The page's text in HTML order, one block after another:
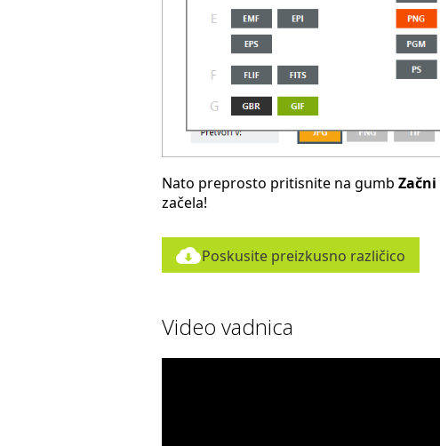
Nato preprosto pritisnite na gumb Začni
začela!
Poskusite preizkusno različico
Video vadnica